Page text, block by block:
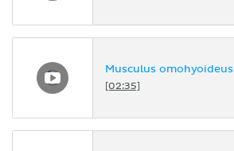
Musculus omohyoideus
[02:35]